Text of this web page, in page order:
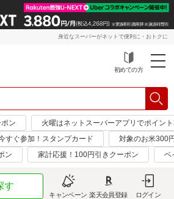
身近なスーパーがネットで便利に・おトクに
初めての方
ン
火曜はネットスーパーアプリでポイン
すぐ参加！スタンプカード
対象のお米300
ン
家計応援！100円引きクーポン ベ
す
キャンペーン 楽天会員登録 ログイン